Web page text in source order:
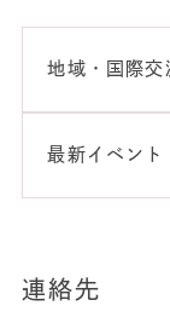
地域・国際交
最新イベント
連絡先